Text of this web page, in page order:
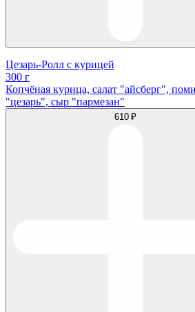
Цезарь-Ролл с курицей
300 г
Копчёная курица, салат "айсберг",
"цезарь", сыр "пармезан"
610 ₽